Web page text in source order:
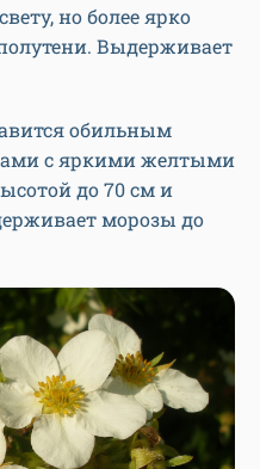
но более ярко
Выдерживает
обильным
с яркими желтыми
до 70 см и
морозы до